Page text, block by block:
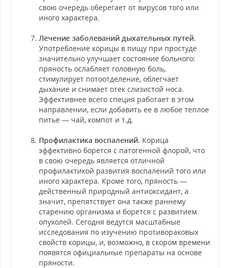
свою очередь оберегает от вирусов того или
иного характера.
Лечение заболеваний дыхательных путей.
Употребление корицы в пищу при простуде
значительно улучшает состояние больного:
пряность ослабляет головную боль,
стимулирует потоотделение, облегчает
дыхание и снимает отек слизистой носа.
Эффективнее всего специя работает в этом
направлении, если добавить ее в любое теплое
питье — чай, компот и т.д.
Профилактика воспалений. Корица
эффективно борется с патогенной флорой, что
в свою очередь является отличной
профилактикой развития воспалений того или
иного характера. Кроме того, пряность —
действенный природный антиоксидант, а
значит, препятствует она также раннему
старению организма и борется с развитием
опухолей. Сегодня ведутся масштабные
исследования по изучению противораковых
свойств корицы, и, возможно, в скором времени
появятся официальные препараты на основе
пряности.